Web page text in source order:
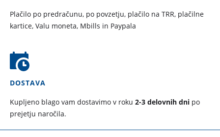
Plačilo po predračunu, po povzetju, plačilo na TRR, plačilne
kartice, Valu moneta, Mbills in Paypala
DOSTAVA
Kupljeno blago vam dostavimo v roku 2-3 delovnih dni po
prejetju naročila.